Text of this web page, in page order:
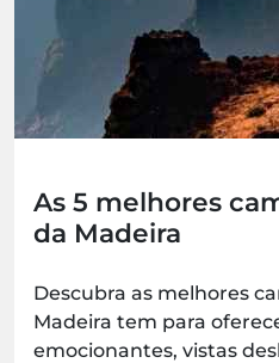
As 5 melhores
da Madeira
Descubra as melhores
Madeira tem para
emocionantes, vistas